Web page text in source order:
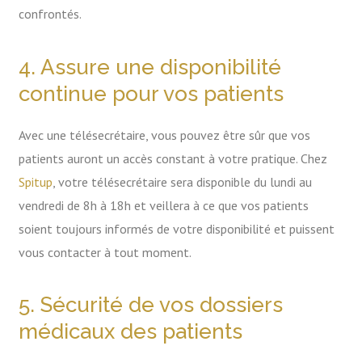
confrontés.
4. Assure une disponibilité
continue pour vos patients
Avec une télésecrétaire, vous pouvez être sûr que vos
patients auront un accès constant à votre pratique. Chez
Spitup , votre télésecrétaire sera disponible du lundi au
vendredi de 8h à 18h et veillera à ce que vos patients
soient toujours informés de votre disponibilité et puissent
vous contacter à tout moment.
5. Sécurité de vos dossiers
médicaux des patients